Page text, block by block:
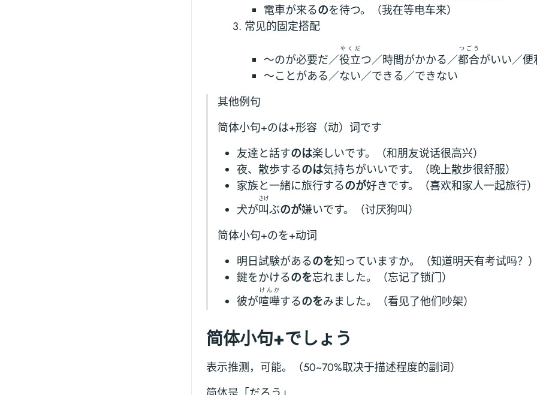
電車が来るのを待つ。（我在等电车来）
常见的固定搭配
～のが必要だ／役立
やくだ
つ／時間がかかる／都合
つごう
がいい／便
～ことがある／ない／できる／できない
其他例句
简体小句+のは+形容（动）词です
友達と話すのは楽しいです。（和朋友说话很高兴）
夜、散歩するのは気持ちがいいです。（晚上散步很舒服）
家族と一緒に旅行するのが好きです。（喜欢和家人一起旅行）
犬が叫
さけ
ぶのが嫌いです。（讨厌狗叫）
简体小句+のを+动词
明日試験があるのを知っていますか。（知道明天有考试吗？）
鍵をかけるのを忘れました。（忘记了锁门）
彼が喧嘩
けんか
するのをみました。（看见了他们吵架）
简体小句+でしょう
表示推测，可能。（50~70%取决于描述程度的副词）